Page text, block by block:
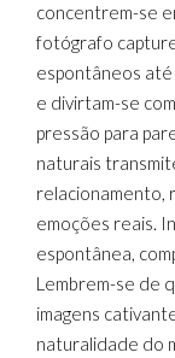
concentrem-se
fotógrafo
espontâneos até
e divirtam-se
pressão para
naturais
relacionamento,
emoções reais.
espontânea,
Lembrem-se de
imagens
naturalidade do